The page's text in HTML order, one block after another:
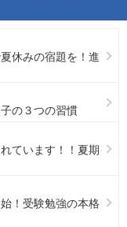
休みの宿題を！進
の３つの習慣
ています！！夏期
！受験勉強の本格